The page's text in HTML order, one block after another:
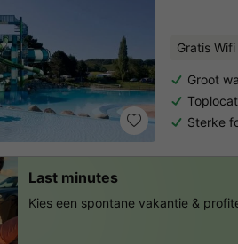
Gratis
Groot
Sterke
Last minutes
Kies een spontane vakantie &